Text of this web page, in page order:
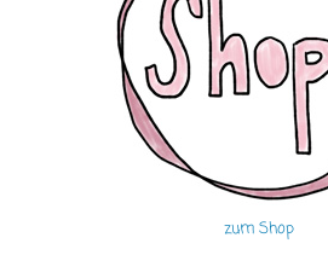
zum Shop